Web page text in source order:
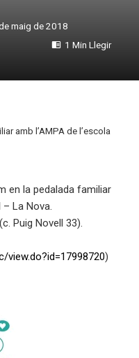
maig de 2018
1 Min Llegir
amb l’AMPA de l’escola
en la pedalada familiar
– La Nova.
Puig Novell 33).
)